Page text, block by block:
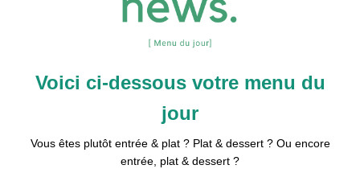
Voici ci-dessous votre menu du
jour
Vous êtes plutôt entrée & plat ? Plat & dessert ? Ou encore
entrée, plat & dessert ?